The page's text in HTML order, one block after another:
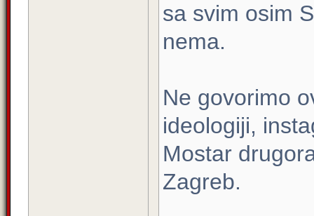
sa svim osim
nema.
Ne govorimo
ideologiji,
Mostar
Zagreb.